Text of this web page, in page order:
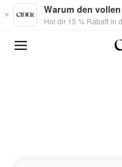
Skip to main content
Warum den
Hol dir 15 % Rabatt in